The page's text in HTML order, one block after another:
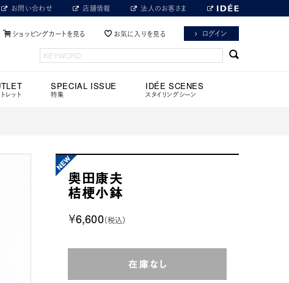
お問い合わせ 店舗情報 法人のお客さま
ショッピングカートを見る お気に入りを見る ログイン
レット
SPECIAL ISSUE
特集
IDÉE SCENES
スタイリングシーン
奥田康夫
桔梗小鉢
￥6,600（税込）